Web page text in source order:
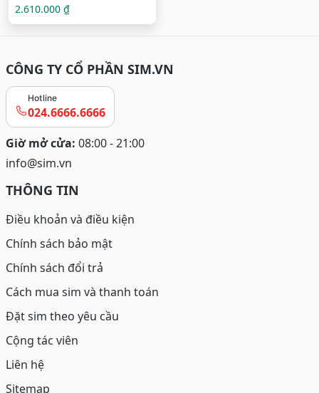
2.610.000 ₫
CÔNG TY CỔ PHẦN SIM.VN
Hotline
024.6666.6666
Giờ mở cửa: 08:00 - 21:00
info@sim.vn
THÔNG TIN
Điều khoản và điều kiện
Chính sách bảo mật
Chính sách đổi trả
Cách mua sim và thanh toán
Đặt sim theo yêu cầu
Cộng tác viên
Liên hệ
Sitemap